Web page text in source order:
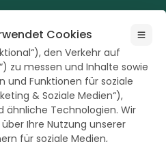
Alle Rechte
vorbehalten durch
Hazera 2026
Cookies
den Verkehr auf
zu messen und Inhalte sowie
und Funktionen für soziale
& Soziale Medien“),
ähnliche Technologien. Wir
Ihre Nutzung unserer
für soziale Medien,